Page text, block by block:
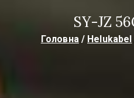
SY-JZ
Головна Helukabel